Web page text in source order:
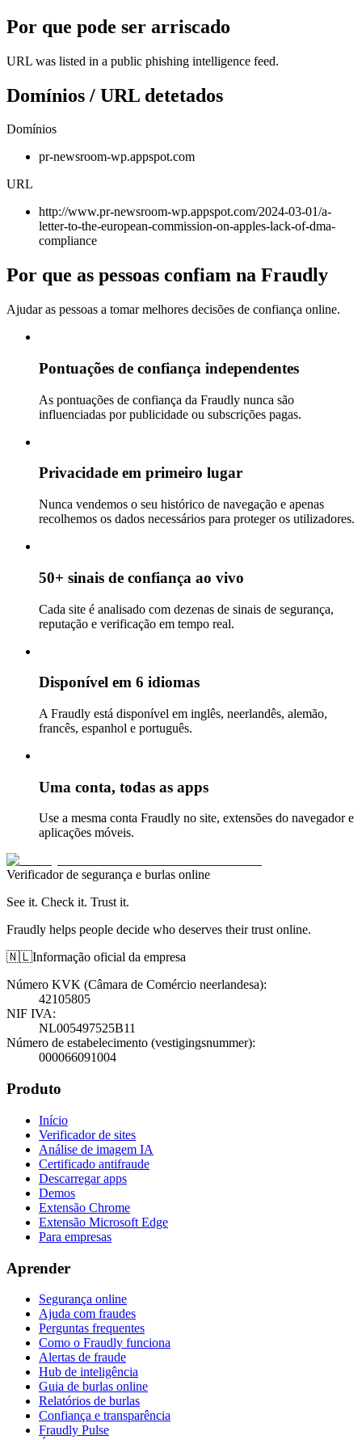
Por que pode ser arriscado
URL was listed in a public phishing intelligence feed.
Domínios / URL detetados
Domínios
pr-newsroom-wp.appspot.com
URL
http://www.pr-newsroom-wp.appspot.com/2024-03-01/a-
letter-to-the-european-commission-on-apples-lack-of-dma-
compliance
Por que as pessoas confiam na Fraudly
Ajudar as pessoas a tomar melhores decisões de confiança online.
Pontuações de confiança independentes
As pontuações de confiança da Fraudly nunca são
influenciadas por publicidade ou subscrições pagas.
Privacidade em primeiro lugar
Nunca vendemos o seu histórico de navegação e apenas
recolhemos os dados necessários para proteger os utilizadores.
50+ sinais de confiança ao vivo
Cada site é analisado com dezenas de sinais de segurança,
reputação e verificação em tempo real.
Disponível em 6 idiomas
A Fraudly está disponível em inglês, neerlandês, alemão,
francês, espanhol e português.
Uma conta, todas as apps
Use a mesma conta Fraudly no site, extensões do navegador e
aplicações móveis.
Verificador de segurança e burlas online
See it. Check it. Trust it.
Fraudly helps people decide who deserves their trust online.
🇳🇱Informação oficial da empresa
Número KVK (Câmara de Comércio neerlandesa):
42105805
NIF IVA:
NL005497525B11
Número de estabelecimento (vestigingsnummer):
000066091004
Produto
Início
Verificador de sites
Análise de imagem IA
Certificado antifraude
Descarregar apps
Demos
Extensão Chrome
Extensão Microsoft Edge
Para empresas
Aprender
Segurança online
Ajuda com fraudes
Perguntas frequentes
Como o Fraudly funciona
Alertas de fraude
Hub de inteligência
Guia de burlas online
Relatórios de burlas
Confiança e transparência
Fraudly Pulse